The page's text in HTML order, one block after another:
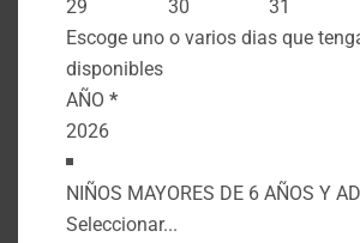
Si Autorizo
Autorizo el tratamiento de mis
personales para ser
información sobre servicios
acuerdo con la Ley 1581 de 2012.
ENVIAR
29
30
31
Escoge uno o varios dias que
disponibles
AÑO *
NIÑOS MAYORES DE 6 AÑOS Y